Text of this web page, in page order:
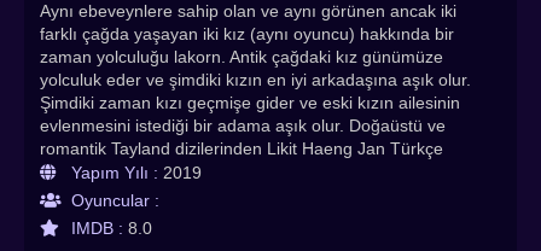
Aynı ebeveynlere sahip olan ve aynı görünen ancak iki
farklı çağda yaşayan iki kız (aynı oyuncu) hakkında bir
zaman yolculuğu lakorn. Antik çağdaki kız günümüze
yolculuk eder ve şimdiki kızın en iyi arkadaşına aşık olur.
Şimdiki zaman kızı geçmişe gider ve eski kızın ailesinin
evlenmesini istediği bir adama aşık olur. Doğaüstü ve
romantik Tayland dizilerinden Likit Haeng Jan Türkçe
altyazılı izle seçeneğiyle Asyadiziizle adresinde! Likit Haeng
Jan Türkçe altyazılı izle. En çok izlenen Asya Dizileri, Kore
Dizileri, Çin Dizileri, Tayland Dizileri , Çin Dizileri, Asya
Dizileri, Hint Dizileri, BL Dizileri Asyadiziizle.com adresinde!
Yapım Yılı : 2019
Oyuncular :
IMDB : 8.0